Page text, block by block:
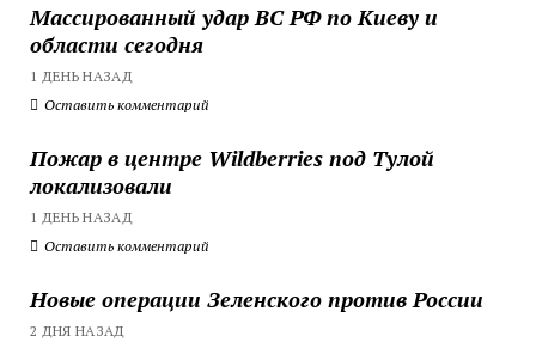
Массированный удар ВС РФ по Киеву и
области сегодня
1 ДЕНЬ НАЗАД
Оставить комментарий
Пожар в центре Wildberries под Тулой
локализовали
1 ДЕНЬ НАЗАД
Оставить комментарий
Новые операции Зеленского против России
2 ДНЯ НАЗАД